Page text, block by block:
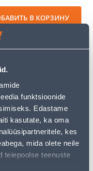
funktsioonide
Edastame
kasutate, ka oma
kes
mida olete neile
teiepoolse teenuste
В КОРЗИНУ
390 m³/h.